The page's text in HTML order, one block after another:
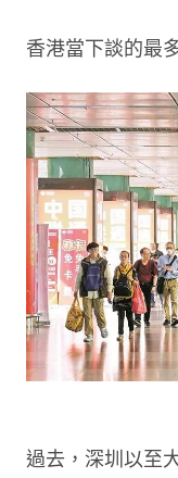
香港當下談的最
過去，深圳以至